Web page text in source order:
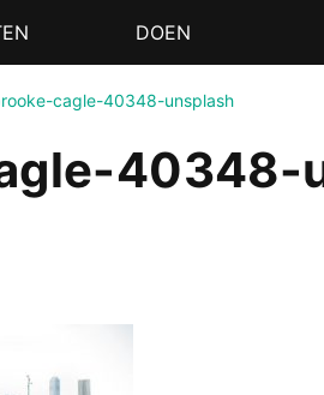
DOEN
cagle-40348-unsplash
40348-